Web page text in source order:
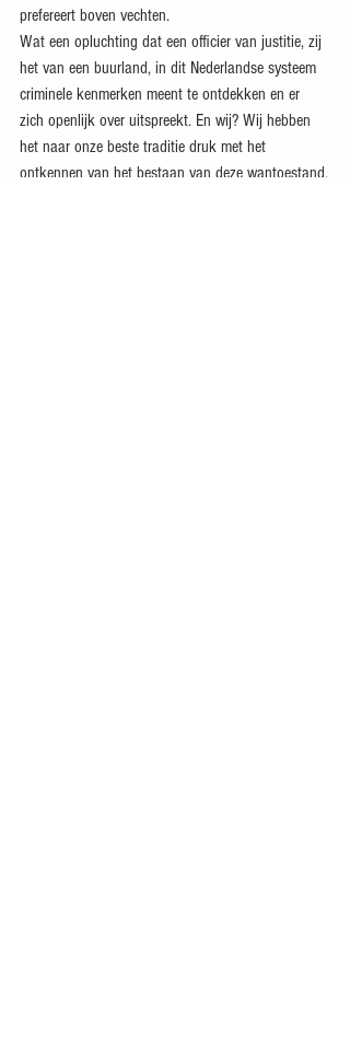
prefereert boven vechten.
Wat een opluchting dat een officier van justitie, zij
het van een buurland, in dit Nederlandse systeem
criminele kenmerken meent te ontdekken en er
zich openlijk over uitspreekt. En wij? Wij hebben
het naar onze beste traditie druk met het
ontkennen van het bestaan van deze wantoestand.